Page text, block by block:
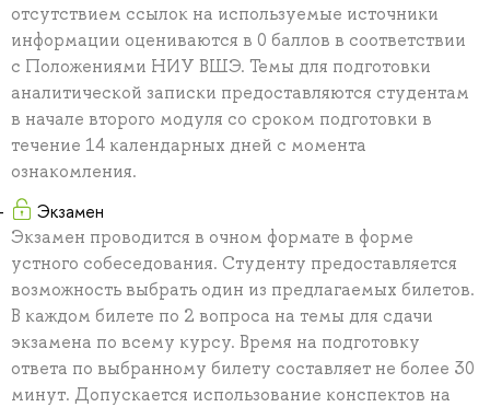
отсутствием ссылок на используемые источники
информации оцениваются в 0 баллов в соответствии
с Положениями НИУ ВШЭ. Темы для подготовки
аналитической записки предоставляются студентам
в начале второго модуля со сроком подготовки в
течение 14 календарных дней с момента
ознакомления.
Экзамен
Экзамен проводится в очном формате в форме
устного собеседования. Студенту предоставляется
возможность выбрать один из предлагаемых билетов.
В каждом билете по 2 вопроса на темы для сдачи
экзамена по всему курсу. Время на подготовку
ответа по выбранному билету составляет не более 30
минут. Допускается использование конспектов на